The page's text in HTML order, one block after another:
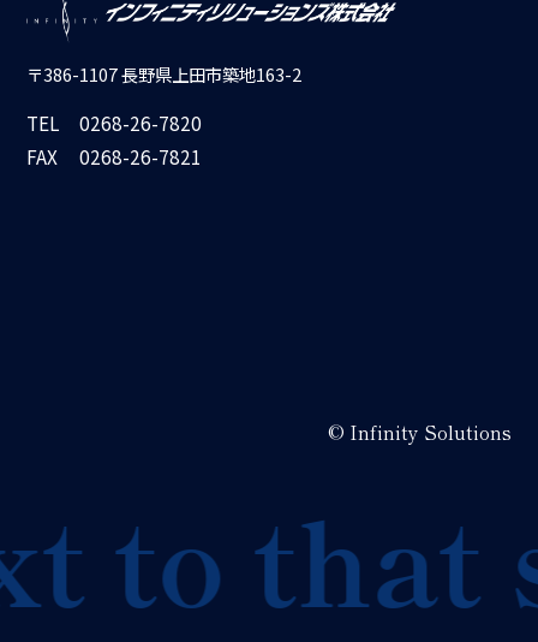
〒386-1107 長野県上田市築地163-2
TEL
0268-26-7820
FAX
0268-26-7821
© Infinity Solutions
that